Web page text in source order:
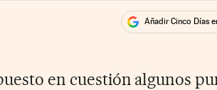
Añadir Cinco Días
en cuestión algunos